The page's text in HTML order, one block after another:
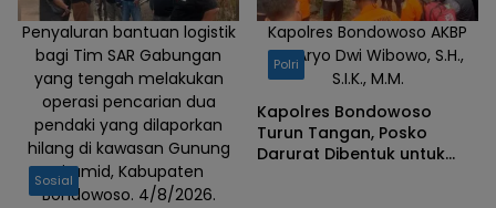
Penyaluran bantuan logistik
bagi Tim SAR Gabungan
yang tengah melakukan
operasi pencarian dua
pendaki yang dilaporkan
hilang di kawasan Gunung
Piramid, Kabupaten
Bondowoso. 4/8/2026.
Sosial
Kapolres Bondowoso AKBP
Dr. Aryo Dwi Wibowo, S.H.,
S.I.K., M.M.
Polri
Kapolres Bondowoso
Turun Tangan, Posko
Darurat Dibentuk untuk